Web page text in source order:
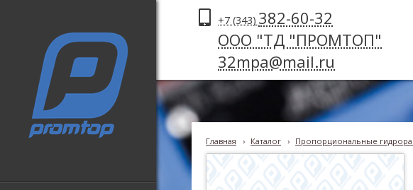
+7 (343) 382-60-32
ООО "ТД "ПРОМТОП"
32mpa@mail.ru
Главная › Каталог › Пропорциональные